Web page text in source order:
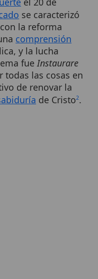
la reforma
comprensión
y la lucha
fueInstaurare
las cosas en
de renovar la
de Cristo2.